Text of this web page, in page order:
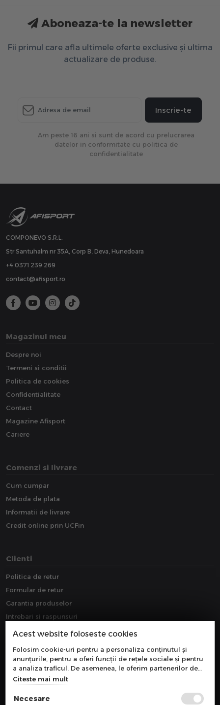
Aboneaza-te la newsletter
Fii primul care afla ultimele oferte exclusive și ultima
actualizare de produse.
Inscrie-te
Am peste 16 ani si sunt de acord cu prelucrarea
datelor in conformitate cu politica de
confidentialitate
COMPONEVO S.R.L.
Str Santuhalm nr 35A, Corp B, Deva, Hunedoara
+4 0371 239 269
contact@afisport.ro
Magazinul meu
Despre noi
Termeni si conditii
Politica de cookies
Confidentialitate
Contact
Magazine Afisport
Cariere
Comenzi si livrare
Cum cumpar
Metoda de plata
Informatii de livrare
Credit online prin UCFin
Clienti
Politica de retur
Formular de retur
Garantia produselor
Intrebari si raspunsuri
Downloads
Acest website foloseste cookies
Folosim cookie-uri pentru a personaliza conținutul și
anunțurile, pentru a oferi funcții de rețele sociale și pentru
a analiza traficul. De asemenea, le oferim partenerilor de
rețele sociale, de publicitate și de analize informații cu
privire la modul în care folosiți site-ul nostru. Aceștia le
pot combina cu alte informații oferite de dvs. sau culese în
Citeste mai mult
Necesare